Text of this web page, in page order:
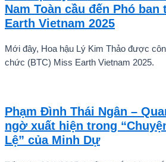
quê hương.
Nam Toàn cầu đến Phó
Earth Vietnam 2025
Mới đây, Hoa hậu Lý Kim Thảo được
chức (BTC) Miss Earth Vietnam 2025.
Phạm Đình Thái Ngân –
ngờ xuất hiện trong
Lệ” của Minh Dự